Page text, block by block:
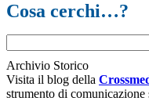
Cosa cerchi…?
Archivio Storico
Visita il blog della
strumento di